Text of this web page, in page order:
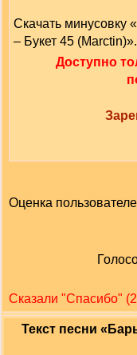
Скачать минусовку
– Букет 45 (Marctin)».
Доступно
Оценка
Сказали "Cпасибо"
Текст песни